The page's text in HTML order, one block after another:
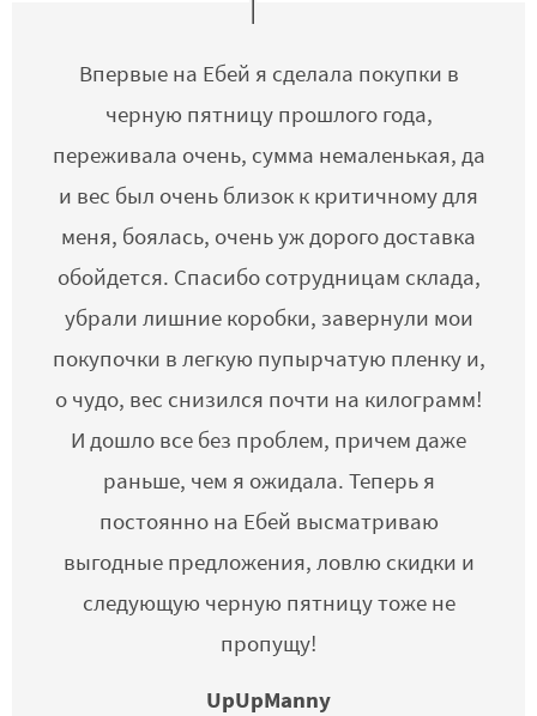
Впервые на Ебей я сделала покупки в
черную пятницу прошлого года,
переживала очень, сумма немаленькая, да
и вес был очень близок к критичному для
меня, боялась, очень уж дорого доставка
обойдется. Спасибо сотрудницам склада,
убрали лишние коробки, завернули мои
покупочки в легкую пупырчатую пленку и,
о чудо, вес снизился почти на килограмм!
И дошло все без проблем, причем даже
раньше, чем я ожидала. Теперь я
постоянно на Ебей высматриваю
выгодные предложения, ловлю скидки и
следующую черную пятницу тоже не
пропущу!
UpUpManny